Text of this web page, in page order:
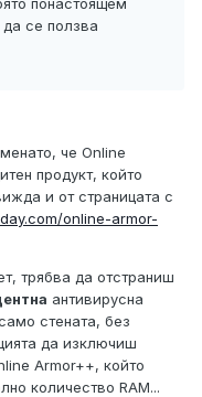
понастоящем
се ползва
че Online
продукт, който
и от страницата с
online-armor-
трябва да отстраниш
антивирусна
стената, без
да изключиш
Armor++, който
количество RAM...